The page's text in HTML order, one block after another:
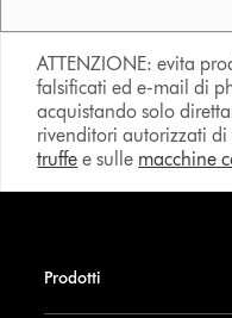
ATTENZIONE: evita
falsificati ed e-mail di
acquistando solo
rivenditori autorizzati di
truffe e sulle macchine
Prodotti